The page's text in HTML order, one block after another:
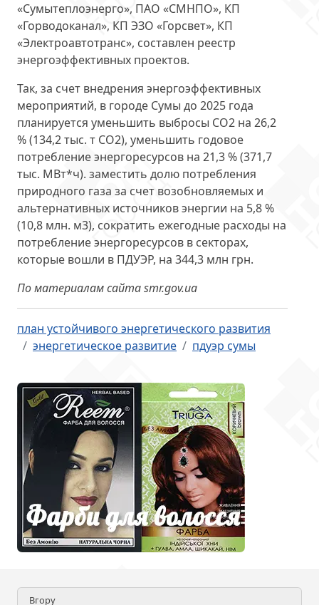
«Сумытеплоэнерго», ПАО «СМНПО», КП
«Горводоканал», КП ЭЗО «Горсвет», КП
«Электроавтотранс», составлен реестр
энергоэффективных проектов.
Так, за счет внедрения энергоэффективных
мероприятий, в городе Сумы до 2025 года
планируется уменьшить выбросы СО2 на 26,2
% (134,2 тыс. т СО2), уменьшить годовое
потребление энергоресурсов на 21,3 % (371,7
тыс. МВт*ч). заместить долю потребления
природного газа за счет возобновляемых и
альтернативных источников энергии на 5,8 %
(10,8 млн. м3), сократить ежегодные расходы на
потребление энергоресурсов в секторах,
которые вошли в ПДУЭР, на 344,3 млн грн.
По материалам сайта smr.gov.ua
план устойчивого энергетического развития
энергетическое развитие
пдуэр сумы
Вгору